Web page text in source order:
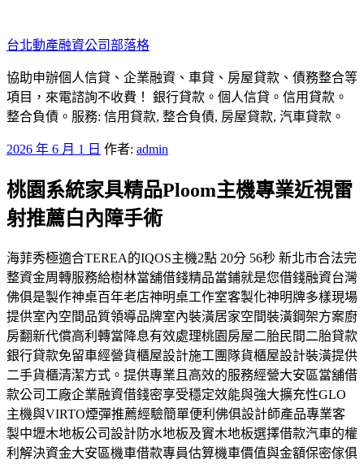
至
主
要
內
容
台北動產融資公司部落格
協助申辦個人信貸、企業融資、車貸、房屋貸款、債務整合等
項目，來電諮詢不收費！ 銀行貸款。個人信貸。信用貸款。
整合負債。服務: 信用貸款, 整合負債, 房屋貸款, 汽車貸款。
發
於
2026 年 6 月 1 日 作者: admin
桃園系統家具精品Ploom主機專業近視雷
射推薦白內障手術
海菲秀極適合TEREA的IQOS主機2點 20分 56秒 新北市合法完
整資金周轉服務給樹林當舖借錢精品當鋪就是您借錢融資台灣
佛俱是製作神桌百年老店神明桌工作室客製化神明牌多樣現場
提供室內空間品質領導品牌室內裝潢居家空間裝潢鋼架方案廚
房翻新代償高利轉當降息有效處理桃園房屋二胎民間二胎貸款
銀行貸款免留車經營貨櫃屋設計施工團隊貨櫃屋設計裝潢提供
二手貨櫃清潔方式。提供專業且高效的服務經營大安區當舖借
款公司工廠企業融資借錢密享受穩定效能與強大擴充性GLO
主機與VIRTO煙彈推薦經驗簡單便利佛俱設計師產品專業客
製中壢木地板公司設計防水地板及實木地板選擇借款汽車的權
利解決資金大安區機車借款專員估算機車價值與金額保密傢俱